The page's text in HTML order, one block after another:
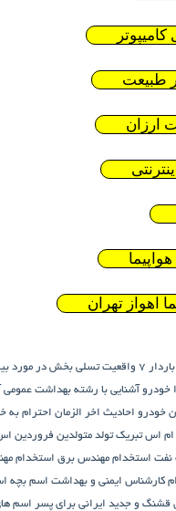
کامیپوتر
طبیعت
ارزان
اهواز تهران
7 واقعیت تسلی بخش در مورد بیماری سرطان
خودرو آشنایی با رشته بهداشت عمومی
خودرو احادیث اخر الزمان احترام به
اس تبریک تولد متولدین فروردین
نفت استخدام مهندس برق استخدام
کارشناس ایمنی و بهداشت اسم بچه
قشنگ و جدید ایرانی برای پسر اسم